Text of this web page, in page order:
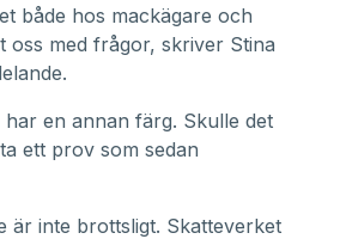
både hos mackägare och
oss med frågor, skriver Stina
en annan färg. Skulle det
ett prov som sedan
är inte brottsligt. Skatteverket